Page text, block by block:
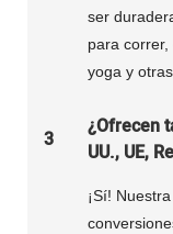
ser
para
yoga y
3
¿Ofrecen
UU., UE,
¡Sí!